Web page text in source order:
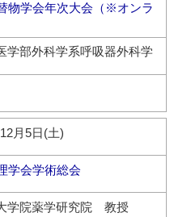
物学会年次大会（※オンラ
部外科学系呼吸器外科学
月5日(土)
学会学術総会
院薬学研究院 教授